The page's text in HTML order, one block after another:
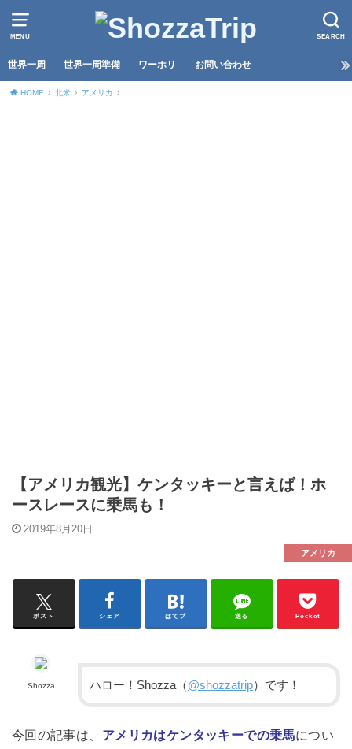
MENU SEARCH
世界一周 世界一周準備 ワーホリ お問い合わせ
HOME 北米 アメリカ
【アメリカ観光】ケンタッキーと言えば！ホ
ースレースに乗馬も！
2019年8月20日
アメリカ
ポスト シェア はてブ 送る Pocket
Shozza ハロー！Shozza（@shozzatrip）です！
今回の記事は、 アメリカはケンタッキーでの乗馬につい